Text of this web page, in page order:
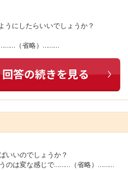
うにしたらいいでしょうか？
………（省略）………
いいのでしょうか？
うのは変な感じで………（省略）………